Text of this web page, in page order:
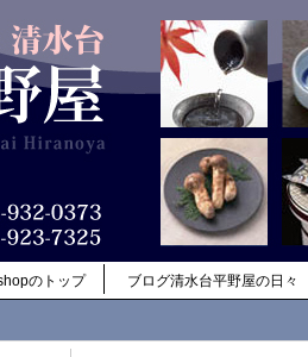
のトップ ブログ清水台平野屋の日々